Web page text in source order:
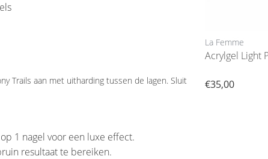
Trails aan met uitharding tussen de lagen. Sluit
1 nagel voor een luxe effect.
resultaat te bereiken.
€68,95
La Femme
€35,00